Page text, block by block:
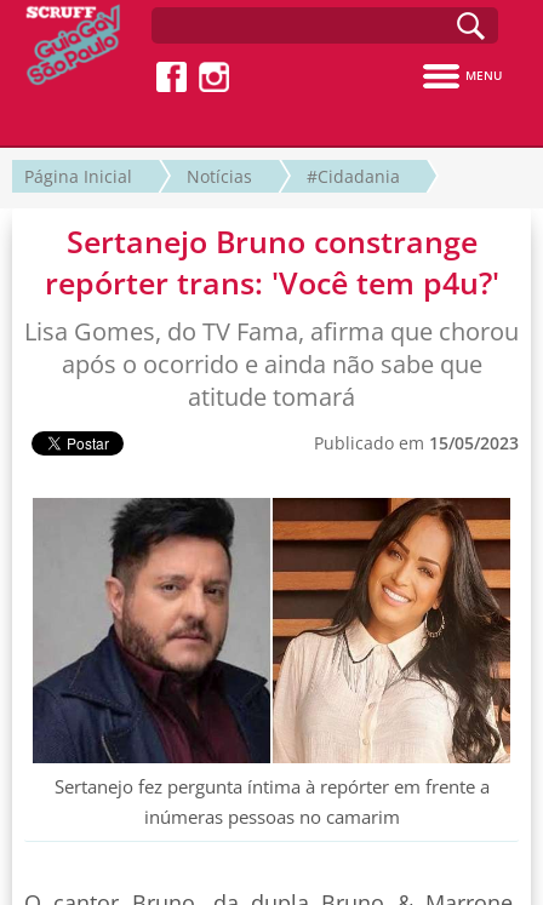
MENU
Página Inicial Notícias #Cidadania
Sertanejo Bruno constrange
repórter trans: 'Você tem p4u?'
Lisa Gomes, do TV Fama, afirma que chorou
após o ocorrido e ainda não sabe que
atitude tomará
Publicado em 15/05/2023
Sertanejo fez pergunta íntima à repórter em frente a
inúmeras pessoas no camarim